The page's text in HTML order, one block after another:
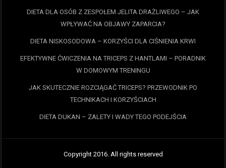
DIETA DLA OSÓB Z ZESPOŁEM JELITA DRAŻLIWEGO – JAK
WPŁYWAĆ NA OBJAWY ZAPARCIA?
DIETA NISKOSODOWA – KORZYŚCI DLA CIŚNIENIA KRWI
EFEKTYWNE ĆWICZENIA NA TRICEPS Z HANTLAMI – PORADNIK
W DOMOWYM TRENINGU
JAK SKUTECZNIE ROZCIĄGAĆ TRICEPS? PRZEWODNIK PO
TECHNIKACH I KORZYŚCIACH
DIETA DUKAN – ZALETY I WADY TEGO PODEJŚCIA
Copyright 2016. All rights reserved